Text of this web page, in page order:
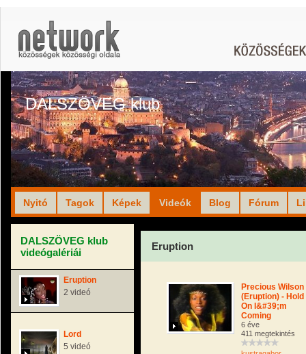
DALSZÖVEG klub
Nyitó Tagok Képek Videók Blog Fórum
DALSZÖVEG klub
videógalériái
Eruption
2 videó
Lord
5 videó
Eruption
Precious Wilson
(Eruption) - Hold
On I&#39;m
Coming
6 éve
411 megtekintés